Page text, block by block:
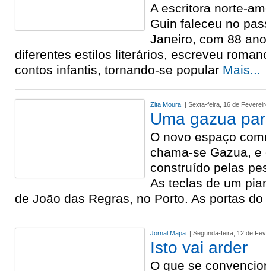
A escritora norte-
Guin faleceu no
Janeiro, com 88
diferentes estilos literários, escreveu
contos infantis, tornando-se popular Mais...
Zita Moura | Sexta-feira, 16 de
Uma gazua
O novo espaço
chama-se Gazua,
construído pelas
As teclas de um
de João das Regras, no Porto. As portas
Jornal Mapa | Segunda-feira, 12 de
Isto vai arder
O que se